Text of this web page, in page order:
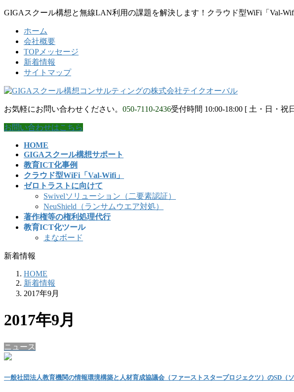
コ
動
ナ
に
移
動
GIGAスクール構想と無線LAN利用の課題を解決します！クラウド型WiFi「Val-
ホーム
会社概要
TOPメッセージ
新着情報
サイトマップ
お気軽にお問い合わせください。 050-7110-2436受付時間 10:00-18:00 [ 土・日・祝
お問い合わせはこちら
HOME
GIGAスクール構想サポート
教育ICT化事例
クラウド型WiFi「Val-Wifi」
ゼロトラストに向けて
Swivelソリューション（二要素認証）
NeuShield（ランサムウエア対処）
著作権等の権利処理代行
教育ICT化ツール
まなボード
新着情報
HOME
新着情報
2017年9月
2017年9月
ニュース
一般社団法人教育機関の情報環境構築と人材育成協議会（ファーストスタープロジェクツ）のSD（